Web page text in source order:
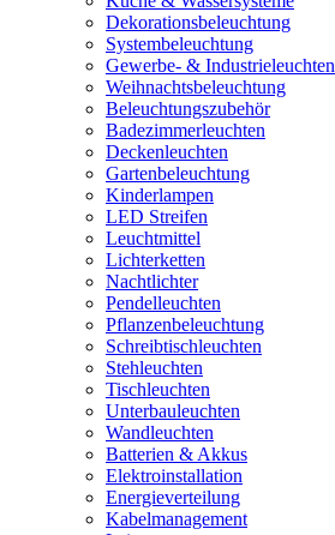
Dekorationsbeleuchtung
Systembeleuchtung
Gewerbe- & Industrieleuchten
Weihnachtsbeleuchtung
Beleuchtungszubehör
Badezimmerleuchten
Deckenleuchten
Gartenbeleuchtung
Kinderlampen
LED Streifen
Leuchtmittel
Lichterketten
Nachtlichter
Pendelleuchten
Pflanzenbeleuchtung
Schreibtischleuchten
Stehleuchten
Tischleuchten
Unterbauleuchten
Wandleuchten
Batterien & Akkus
Elektroinstallation
Energieverteilung
Kabelmanagement